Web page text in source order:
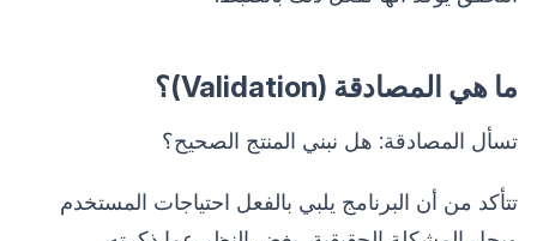
ما هي المصادقة (Validation)؟
تسأل المصادقة: هل نبني المنتج الصحيح؟
تتأكد من أن البرنامج يلبي بالفعل احتياجات المستخدم